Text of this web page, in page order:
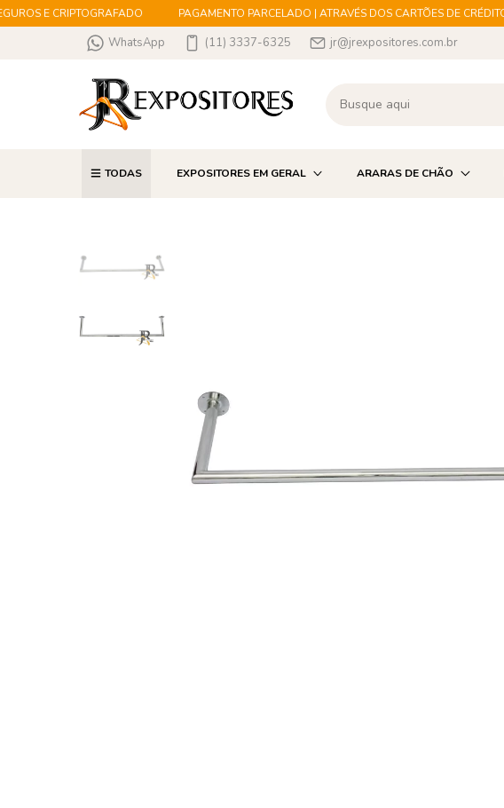
E CRIPTOGRAFADO PAGAMENTO PARCELADO | ATRAVÉS DOS CARTÕES DE CRÉDITO
WhatsApp (11) 3337-6325 jr@jrexpositores.com.br
TODAS EXPOSITORES EM GERAL ARARAS DE CHÃO